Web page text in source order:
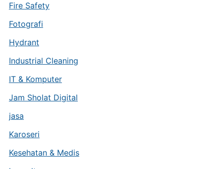
Fire Safety
Fotografi
Hydrant
Industrial Cleaning
IT & Komputer
Jam Sholat Digital
jasa
Karoseri
Kesehatan & Medis